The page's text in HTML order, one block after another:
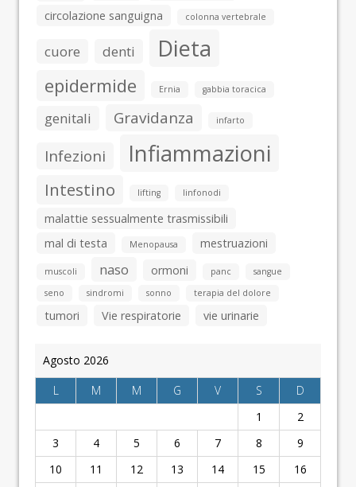
circolazione sanguigna colonna vertebrale
cuore denti Dieta
epidermide Ernia gabbia toracica
genitali Gravidanza infarto
Infezioni Infiammazioni
Intestino lifting linfonodi
malattie sessualmente trasmissibili
mal di testa
Menopausa mestruazioni
muscoli naso ormoni panc
sangue
seno
sindromi sonno terapia del dolore
tumori Vie respiratorie vie urinarie
Agosto 2026
L
M M G V S
D
1
2
3
4 5 6 7 8
9
10
11 12 13 14 15
16